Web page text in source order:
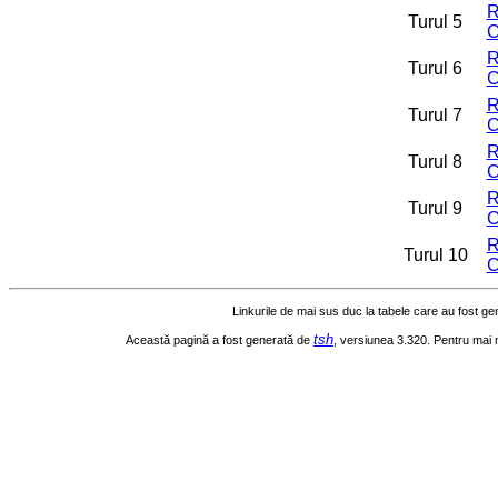
Turul 5
Turul 6
Turul 7
Turul 8
Turul 9
Turul 10
Linkurile de mai sus duc la tabele care au fost
Această pagină a fost generată de tsh , versiunea 3.320. Pentru